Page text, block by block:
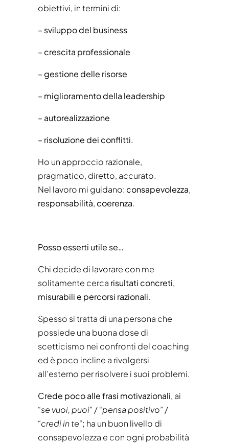
obiettivi, in termini di:
– sviluppo del business
– crescita professionale
– gestione delle risorse
– miglioramento della leadership
– autorealizzazione
– risoluzione dei conflitti.
Ho un approccio razionale,
pragmatico, diretto, accurato.
Nel lavoro mi guidano: consapevolezza,
responsabilità, coerenza.
Posso esserti utile se…
Chi decide di lavorare con me
solitamente cerca risultati concreti,
misurabili e percorsi razionali.
Spesso si tratta di una persona che
possiede una buona dose di
scetticismo nei confronti del coaching
ed è poco incline a rivolgersi
all’esterno per risolvere i suoi problemi.
Crede poco alle frasi motivazionali, ai
“se vuoi, puoi” / “pensa positivo” /
“credi in te“; ha un buon livello di
consapevolezza e con ogni probabilità